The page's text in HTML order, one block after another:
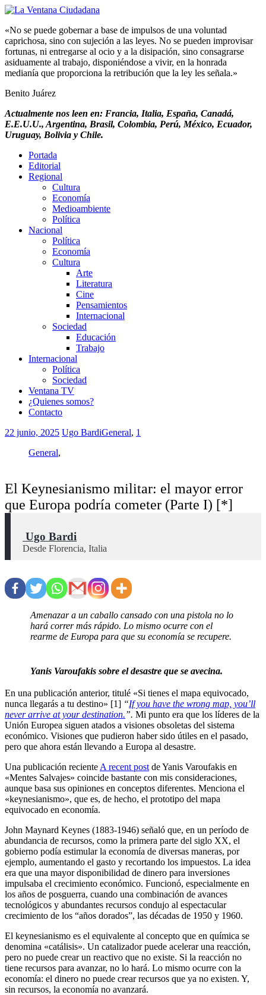
«No se puede gobernar a base de impulsos de una voluntad
caprichosa, sino con sujeción a las leyes. No se pueden improvisar
fortunas, ni entregarse al ocio y a la disipación, sino consagrarse
asiduamente al trabajo, disponiéndose a vivir, en la honrada
medianía que proporciona la retribución que la ley les señala.»
Benito Juárez
Actualmente nos leen en: Francia, Italia, España, Canadá,
E.E.U.U., Argentina, Brasil, Colombia, Perú, México, Ecuador,
Uruguay, Bolivia y Chile.
Portada
Editorial
Regional
Cultura
Economía
Medioambiente
Política
Nacional
Política
Economía
Cultura
Arte
Literatura
Cine
Pensamientos
Internacional
Sociedad
Educación
Trabajo
Internacional
Política
Sociedad
Ventana TV
¿Quienes somos?
Contacto
22 junio, 2025 Ugo BardiGeneral, 1
General,
El Keynesianismo militar: el mayor error
que Europa podría cometer (Parte I) [*]
Ugo Bardi
Desde Florencia, Italia
Amenazar a un caballo cansado con una pistola no lo
hará correr más rápido. Lo mismo ocurre con el
rearme de Europa para que su economía se recupere.
Yanis Varoufakis sobre el desastre que se avecina.
En una publicación anterior, titulé «Si tienes el mapa equivocado,
nunca llegarás a tu destino» [1] “If you have the wrong map, you’ll
never arrive at your destination.”. Mi punto era que los líderes de la
Unión Europea siguen atados a visiones obsoletas del sistema
económico. Visiones que pudieron haber sido útiles en el pasado,
pero que ahora están llevando a Europa al desastre.
Una publicación reciente A recent post de Yanis Varoufakis en
«Mentes Salvajes» coincide bastante con mis consideraciones,
aunque basa sus opiniones en conceptos diferentes. Menciona el
«keynesianismo», que es, de hecho, el prototipo del mapa
equivocado en economía.
John Maynard Keynes (1883-1946) señaló que, en un período de
abundancia de recursos, como la primera parte del siglo XX, el
gobierno podía estimular la economía de diversas maneras, por
ejemplo, aumentando el gasto y recortando los impuestos. La idea
era que una mayor disponibilidad de dinero para inversiones
impulsaba el crecimiento económico. Funcionó, especialmente en
los años de posguerra, cuando una combinación de avances
tecnológicos y abundantes recursos condujo al espectacular
crecimiento de los “años dorados”, las décadas de 1950 y 1960.
El keynesianismo es el equivalente al concepto que en química se
denomina «catálisis». Un catalizador puede acelerar una reacción,
pero no puede crear un reactivo que no existe. Si la reacción no
tiene recursos para avanzar, no lo hará. Lo mismo ocurre con la
economía: el dinero no puede crear recursos que ya no existen. Y,
sin recursos, la economía no avanzará.